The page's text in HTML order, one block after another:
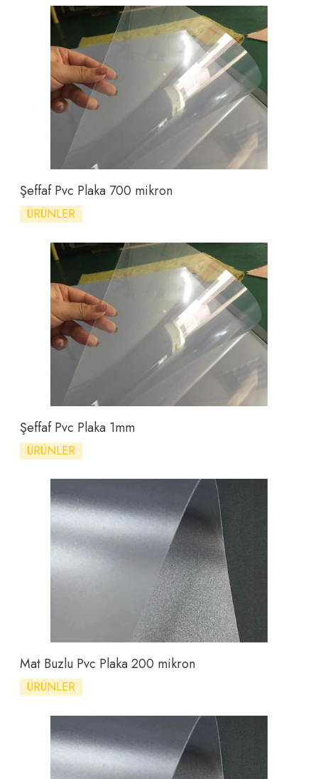
Şeffaf Pvc Plaka 700 mikron
ÜRÜNLER
Şeffaf Pvc Plaka 1mm
ÜRÜNLER
Mat Buzlu Pvc Plaka 200 mikron
ÜRÜNLER